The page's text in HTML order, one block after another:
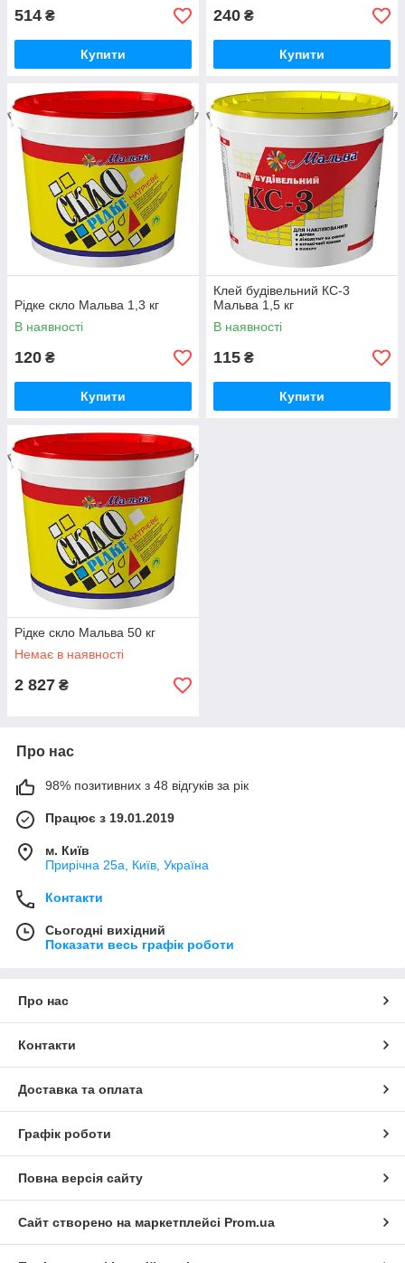
514 ₴
Купити
240 ₴
Купити
Рідке скло Мальва 1,3 кг
В наявності
120 ₴
Купити
Клей будівельний КС-3
Мальва 1,5 кг
В наявності
115 ₴
Купити
Рідке скло Мальва 50 кг
Немає в наявності
2 827 ₴
Про нас
98% позитивних з 48 відгуків за рік
Працює з 19.01.2019
м. Київ
Прирічна 25а, Київ, Україна
Контакти
Сьогодні вихідний
Показати весь графік роботи
Про нас
Контакти
Доставка та оплата
Графік роботи
Повна версія сайту
Сайт створено на маркетплейсі Prom.ua